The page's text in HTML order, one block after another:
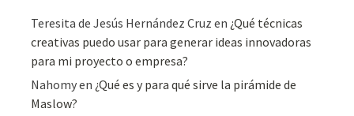
Teresita de Jesús Hernández Cruz en ¿Qué técnicas
creativas puedo usar para generar ideas innovadoras
para mi proyecto o empresa?
Nahomyen ¿Qué es y para qué sirve la pirámide de
Maslow?